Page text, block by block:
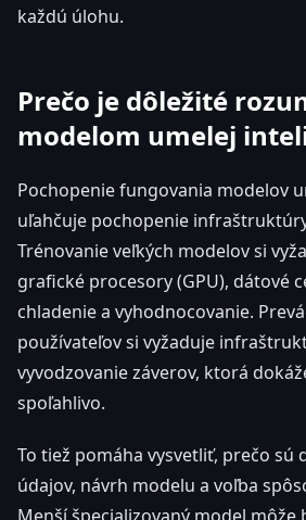
každú úlohu.
Prečo je dôležité
modelom umelej
Pochopenie fungovania modelov
uľahčuje pochopenie
Trénovanie veľkých modelov si
grafické procesory (GPU), dátové
chladenie a vyhodnocovanie.
používateľov si vyžaduje
vyvodzovanie záverov, ktorá
spoľahlivo.
To tiež pomáha vysvetliť, prečo sú
údajov, návrh modelu a voľba